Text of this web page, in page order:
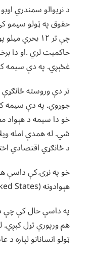
د نړیوالو سمندري
حقوق په ټولو سیمو
غځېږي. په دې سیمه
جوړوي. په دې سیمه
خو دا سیمه د هېواد
د ځانګړي اقتصادي
خو په نړۍ کې داسې
هېوادونه (Landlocked States) ویل کېږي.
په داسې حال کې چې
هم ورپورې تړل
ټولو انسانانو